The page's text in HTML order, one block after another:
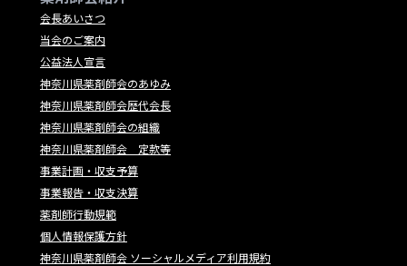
会長あいさつ
当会のご案内
公益法人宣言
神奈川県薬剤師会のあゆみ
神奈川県薬剤師会歴代会長
神奈川県薬剤師会の組織
神奈川県薬剤師会 定款等
事業計画・収支予算
事業報告・収支決算
薬剤師行動規範
個人情報保護方針
神奈川県薬剤師会 ソーシャルメディア利用規約